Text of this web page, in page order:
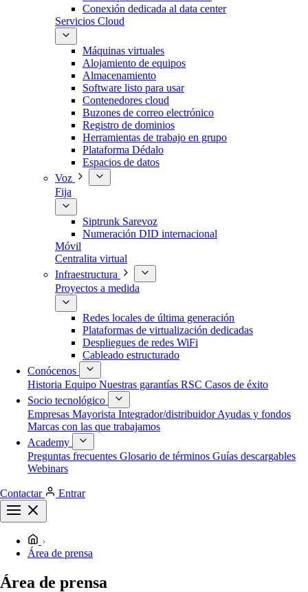
Conexión dedicada al data center
Servicios Cloud
Máquinas virtuales
Alojamiento de equipos
Almacenamiento
Software listo para usar
Contenedores cloud
Buzones de correo electrónico
Registro de dominios
Herramientas de trabajo en grupo
Plataforma Dédalo
Espacios de datos
Voz
Fija
Siptrunk Sarevoz
Numeración DID internacional
Móvil
Centralita virtual
Infraestructura
Proyectos a medida
Redes locales de última generación
Plataformas de virtualización dedicadas
Despliegues de redes WiFi
Cableado estructurado
Conócenos
Historia Equipo Nuestras garantías RSC Casos de éxito
Socio tecnológico
Empresas Mayorista Integrador/distribuidorAyudas y fondos
Marcas con las que trabajamos
Academy
Preguntas frecuentes Glosario de términos Guías descargables
Webinars
Contactar Entrar
Área de prensa
Área de prensa